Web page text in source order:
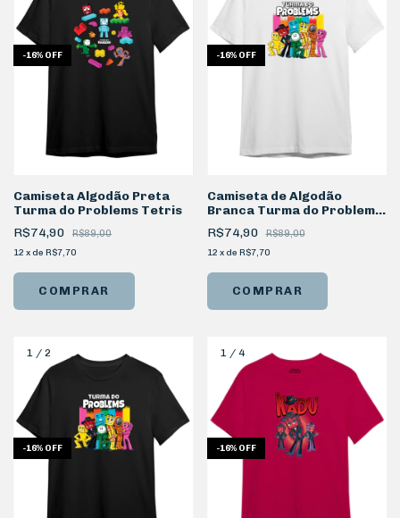
-16% OFF
Camiseta Algodão Preta
Turma do Problems Tetris
R$74,90
R$89,00
12 x de R$7,70
COMPRAR
-16% OFF
Camiseta de Algodão
Branca Turma do Problems
Squad
R$74,90 R$89,00
12 x de R$7,70
COMPRAR
1 / 2
-16% OFF
1 / 4
-16% OFF